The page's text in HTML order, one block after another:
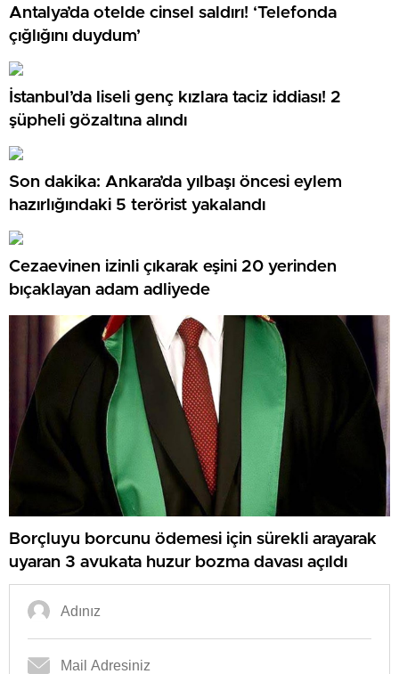
Antalya’da otelde cinsel saldırı! ‘Telefonda
çığlığını duydum’
İstanbul’da liseli genç kızlara taciz iddiası! 2
şüpheli gözaltına alındı
Son dakika: Ankara’da yılbaşı öncesi eylem
hazırlığındaki 5 terörist yakalandı
Cezaevinen izinli çıkarak eşini 20 yerinden
bıçaklayan adam adliyede
Borçluyu borcunu ödemesi için sürekli arayarak
uyaran 3 avukata huzur bozma davası açıldı